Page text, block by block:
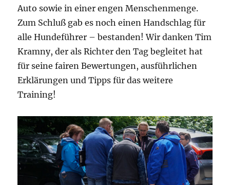
Auto sowie in einer engen Menschenmenge.
Zum Schluß gab es noch einen Handschlag für
alle Hundeführer – bestanden! Wir danken Tim
Kramny, der als Richter den Tag begleitet hat
für seine fairen Bewertungen, ausführlichen
Erklärungen und Tipps für das weitere
Training!